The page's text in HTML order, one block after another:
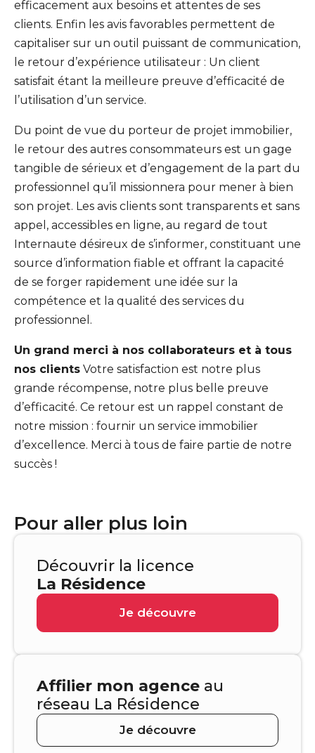
efficacement aux besoins et attentes de ses
clients. Enfin les avis favorables permettent de
capitaliser sur un outil puissant de communication,
le retour d’expérience utilisateur : Un client
satisfait étant la meilleure preuve d’efficacité de
l’utilisation d’un service.
Du point de vue du porteur de projet immobilier,
le retour des autres consommateurs est un gage
tangible de sérieux et d’engagement de la part du
professionnel qu’il missionnera pour mener à bien
son projet. Les avis clients sont transparents et sans
appel, accessibles en ligne, au regard de tout
Internaute désireux de s’informer, constituant une
source d’information fiable et offrant la capacité
de se forger rapidement une idée sur la
compétence et la qualité des services du
professionnel.
Un grand merci à nos collaborateurs et à tous
nos clients Votre satisfaction est notre plus
grande récompense, notre plus belle preuve
d’efficacité. Ce retour est un rappel constant de
notre mission : fournir un service immobilier
d’excellence. Merci à tous de faire partie de notre
succès !
Pour aller plus loin
Découvrir la licence
La Résidence
Je découvre
Affilier mon agence au
réseau La Résidence
Je découvre